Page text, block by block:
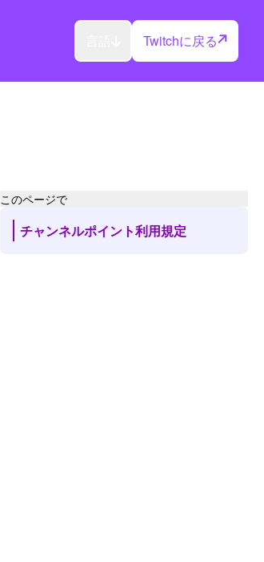
Twitchに戻る
このページで
チャンネルポイント利用規定